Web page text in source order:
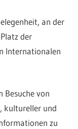
an der
der
Internationalen
Besuche von
kultureller und
zu